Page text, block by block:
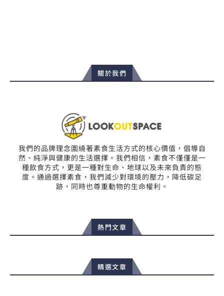
關於我們
我們的品牌理念圍繞著素食生活方式的核心價值，倡導自
然、純淨與健康的生活選擇。我們相信，素食不僅僅是一
種飲食方式，更是一種對生命、地球以及未來負責的態
度。通過選擇素食，我們減少對環境的壓力，降低碳足
跡，同時也尊重動物的生命權利。
熱門文章
精選文章